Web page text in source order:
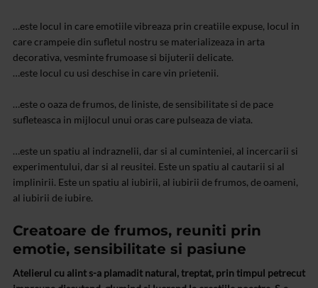
…este locul in care emotiile vibreaza prin creatiile expuse, locul in
care crampeie din sufletul nostru se materializeaza in arta
decorativa, vesminte frumoase si bijuterii delicate.
…este locul cu usi deschise in care vin prietenii.
…este o oaza de frumos, de liniste, de sensibilitate si de pace
sufleteasca in mijlocul unui oras care pulseaza de viata.
…este un spatiu al indraznelii, dar si al cuminteniei, al incercarii si
experimentului, dar si al reusitei. Este un spatiu al cautarii si al
implinirii. Este un spatiu al iubirii, al iubirii de frumos, de oameni,
al iubirii de iubire.
Creatoare de frumos, reuniti prin
emotie, sensibilitate si pasiune
Atelierul cu alint s-a plamadit natural, treptat, prin timpul petrecut